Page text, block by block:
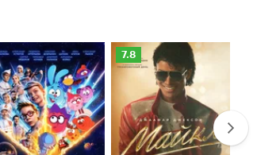
Рейтинг
Кинопоиска
7.8